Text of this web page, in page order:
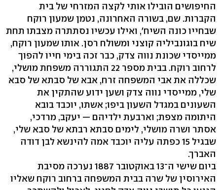
החיפושים הובילו אותי לקצה המזרחי של בית
הקברות. שם, בשורה האחרונה, נטמן שמעון רוקח
שבחייו כונה השיח', ואילו עכשיו נסתתרה מצבתו תחת
שיח בוגונביליה קוצני ומשולח רסן. אותו שמעון רוקח,
ממייסדי שכונת נווה צדק, כבר זכה בימי חייו להפוך
לרחוב רוקח. בבית מספר 22 התגוררה משפחת מושלי,
שכללה את אבי המשפחה זרח, אבא של סבתא של סבא
שלי, ממייסדי נווה צדק ושען ידוע שהתקין את
השעונים במגדל השעון ביפו; אשתו, יוכבד בובא
היתומה מצפת; וארבעת ילדיהם — יעקב, מרדכי,
אסתר ושרה מושלי, לימים סבתא רבתא של סבא שלי,
שבגיל 15 כפתה עליה יוכבד אמה להינשא לבן דודה
האברך.
ביום שישי ה־13 באוקטובר 1887 נערכה מסיבת
האירוסין של שרה בבית המשפחה ברחוב רוקח שאליו